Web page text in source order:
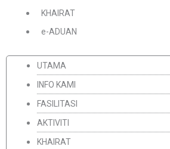
KHAIRAT
e-ADUAN
UTAMA
INFO KAMI
FASILITASI
AKTIVITI
KHAIRAT